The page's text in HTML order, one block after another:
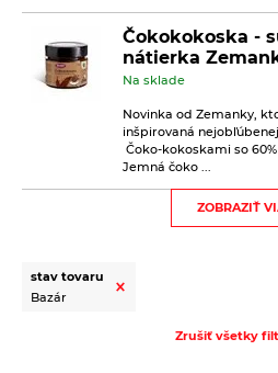
Čokokokoska -
nátierka
Na sklade
Novinka od Zemanky,
inšpirovaná
Čoko-kokoskami so
Jemná čoko ...
Kávové
Biopekárna
trstinovým cukrom. Bez
Bez vajec. Bez mlieka.
ZOBRAZIŤ
stav tovaru
Bazár
Zrušiť všetky